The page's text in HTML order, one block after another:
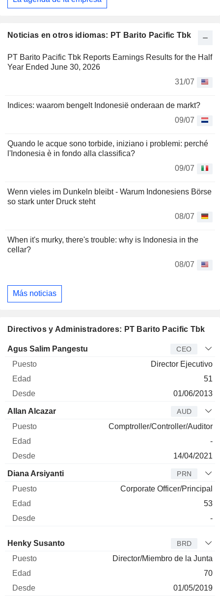
Noticias en otros idiomas: PT Barito Pacific Tbk
PT Barito Pacific Tbk Reports Earnings Results for the Half
Year Ended June 30, 2026
31/07
Indices: waarom bengelt Indonesië onderaan de markt?
09/07
Quando le acque sono torbide, iniziano i problemi: perché
l'Indonesia è in fondo alla classifica?
09/07
Wenn vieles im Dunkeln bleibt - Warum Indonesiens Börse
so stark unter Druck steht
08/07
When it's murky, there's trouble: why is Indonesia in the
cellar?
08/07
Más noticias
Directivos y Administradores: PT Barito Pacific Tbk
Director Puesto Edad
Agus Salim Pangestu CEO
Director Ejecutivo
51
01/06/2013
Allan Alcazar AUD
Comptroller/Controller/Auditor
-
14/04/2021
Diana Arsiyanti PRN
Corporate Officer/Principal
53
-
Administrador Puesto
Henky Susanto BRD
Director/Miembro de la Junta
70
01/05/2019